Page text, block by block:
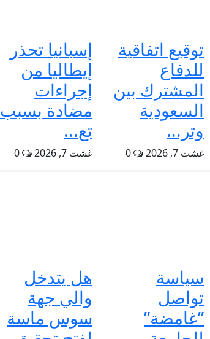
توقيع اتفاقية
للدفاع
المشترك بين
السعودية
وتر...
غشت 7, 2026
إسبانيا تحذر
إيطاليا من
إجراءات
مضادة بسبب
تع...
غشت 7, 2026
سياسة
تواصل
”غامضة”
هل يتدخل
والي جهة
سوس ماسة